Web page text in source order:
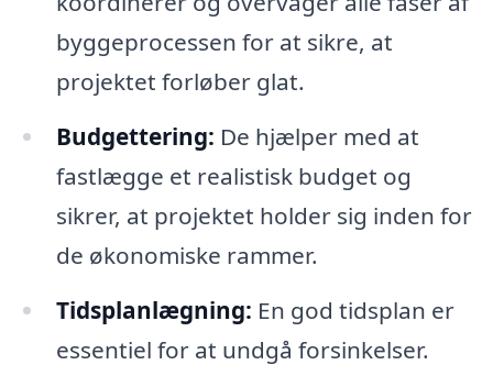
byggeprocessen for at sikre, at
projektet forløber glat.
Budgettering: De hjælper med at
fastlægge et realistisk budget og
sikrer, at projektet holder sig inden for
de økonomiske rammer.
Tidsplanlægning: En god tidsplan er
essentiel for at undgå forsinkelser.